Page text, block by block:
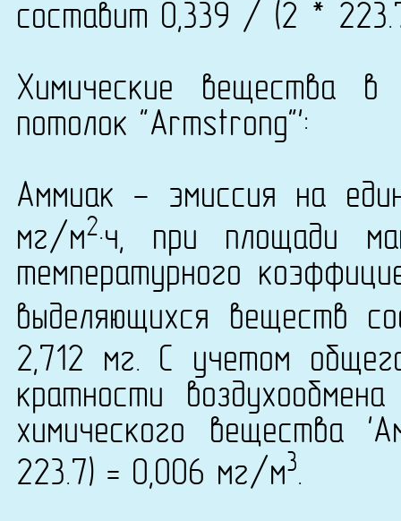
составит 0,339 / (2 *
Химические вещества в
потолок "Armstrong"':
Аммиак - эмиссия на
мг/м2·ч, при площади
температурного
выделяющихся веществ
2,712 мг. С учетом
кратности
химического
223.7) = 0,006 мг/м3.